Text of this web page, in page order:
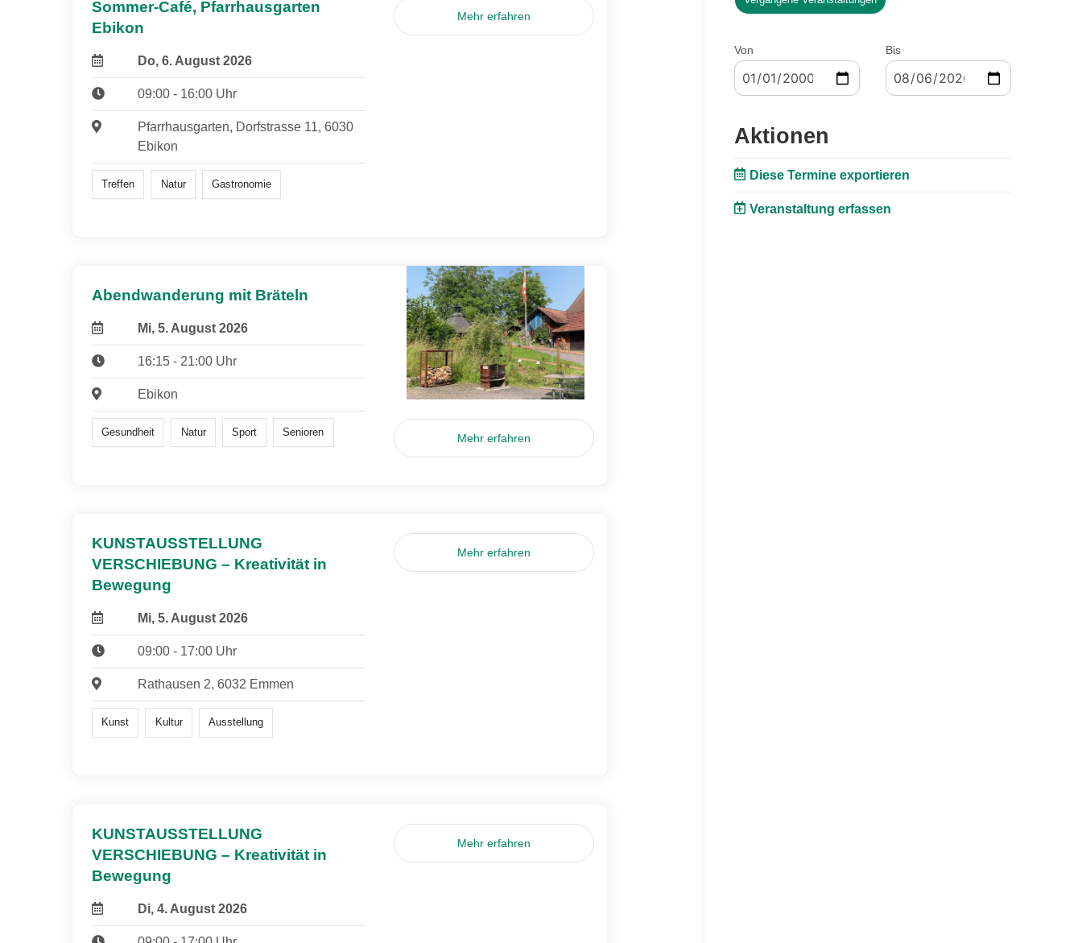
Sommer-Café, Pfarrhausgarten
Ebikon
Do, 6. August 2026
09:00 - 16:00 Uhr
Pfarrhausgarten, Dorfstrasse 11, 6030
Ebikon
Treffen Natur Gastronomie
Mehr erfahren
Abendwanderung mit Bräteln
Mi, 5. August 2026
16:15 - 21:00 Uhr
Ebikon
Gesundheit Natur Sport Senioren Mehr erfahren
KUNSTAUSSTELLUNG
VERSCHIEBUNG – Kreativität in
Bewegung
Mi, 5. August 2026
09:00 - 17:00 Uhr
Rathausen 2, 6032 Emmen
Kunst Kultur Ausstellung
Mehr erfahren
KUNSTAUSSTELLUNG
VERSCHIEBUNG – Kreativität in
Bewegung
Di, 4. August 2026
Mehr erfahren
Von Bis
Aktionen
Diese Termine exportieren
Veranstaltung erfassen